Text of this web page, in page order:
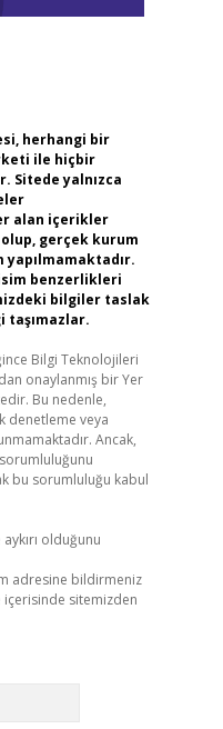
herhangi bir
ile hiçbir
Sitede yalnızca
alan içerikler
gerçek kurum
yapılmamaktadır.
benzerlikleri
bilgiler taslak
taşımazlar.
Bilgi Teknolojileri
onaylanmış bir Yer
Bu nedenle,
denetleme veya
Ancak,
bu sorumluluğu kabul
olduğunu
adresine bildirmeniz
sitemizden